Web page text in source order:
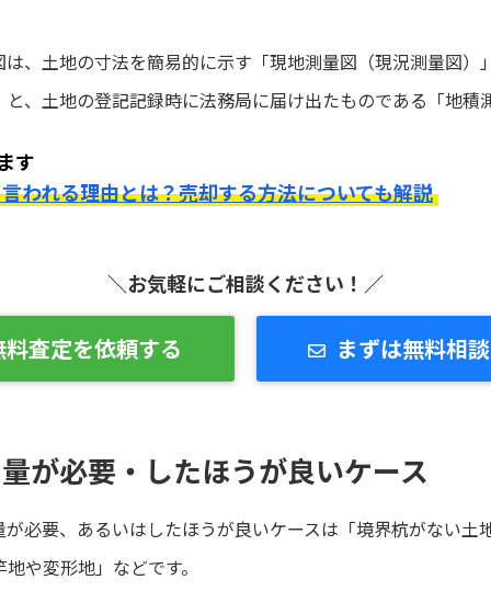
、土地の寸法を簡易的に示す「現地測量図（現況測量図）
、土地の登記記録時に法務局に届け出たものである「地積
す
われる理由とは？売却する方法についても解説
＼お気軽にご相談ください！／
料査定を依頼する まずは無料相
が必要・したほうが良いケース
必要、あるいはしたほうが良いケースは「境界杭がない土
や変形地」などです。